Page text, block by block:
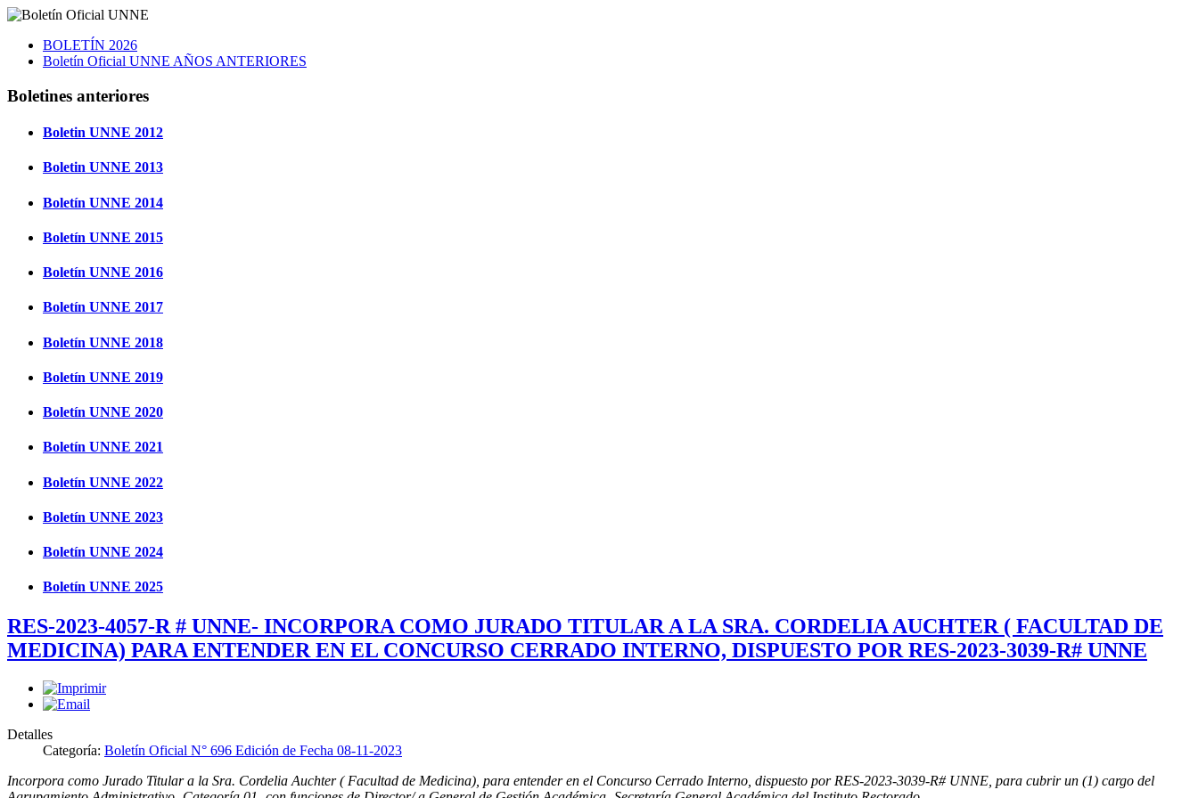
BOLETÍN 2026
Boletín Oficial UNNE AÑOS ANTERIORES
Boletines anteriores
Boletin UNNE 2012
Boletin UNNE 2013
Boletín UNNE 2014
Boletín UNNE 2015
Boletín UNNE 2016
Boletín UNNE 2017
Boletín UNNE 2018
Boletín UNNE 2019
Boletín UNNE 2020
Boletín UNNE 2021
Boletín UNNE 2022
Boletín UNNE 2023
Boletín UNNE 2024
Boletín UNNE 2025
RES-2023-4057-R # UNNE- INCORPORA COMO JURADO TITULAR A LA SRA. CORDELIA AUCHTER ( FACULTAD DE
MEDICINA) PARA ENTENDER EN EL CONCURSO CERRADO INTERNO, DISPUESTO POR RES-2023-3039-R# UNNE
Detalles
Categoría: Boletín Oficial N° 696 Edición de Fecha 08-11-2023
Incorpora como Jurado Titular a la Sra. Cordelia Auchter ( Facultad de Medicina), para entender en el Concurso Cerrado Interno, dispuesto por RES-2023-3039-R# UNNE, para cubrir un (1) cargo del